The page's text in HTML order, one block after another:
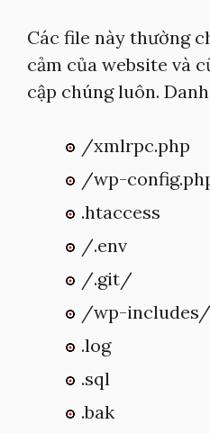
Các file này thường
cảm của website và
cập chúng luôn.
/xmlrpc.php
/wp-
.htaccess
/.env
/.git/
/wp-
.log
.sql
.bak